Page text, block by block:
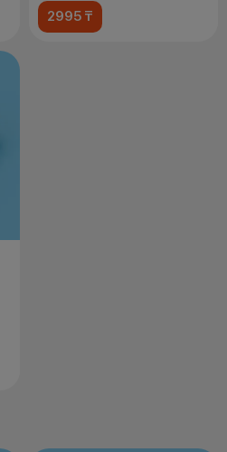
2995 ₸